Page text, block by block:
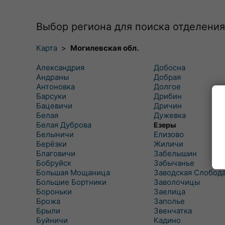
Выбор региона для поиска отделения
Карта > Могилевская обл.
Александрия
Андраны
Антоновка
Барсуки
Бацевичи
Белая
Белая Дуброва
Белыничи
Берёзки
Благовичи
Бобруйск
Большая Мощаница
Большие Бортники
Бороньки
Брожа
Брыли
Буйничи
Добосна
Добрая
Долгое
Дрибин
Дричин
Дужевка
Езеры
Елизово
Жиличи
Забелышин
Забычанье
Заводская
Заволочицы
Заелица
Заполье
Звенчатка
Кадино